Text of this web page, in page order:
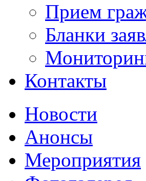
Прием
Бланки
Контакты
Новости
Анонсы
Мероприятия